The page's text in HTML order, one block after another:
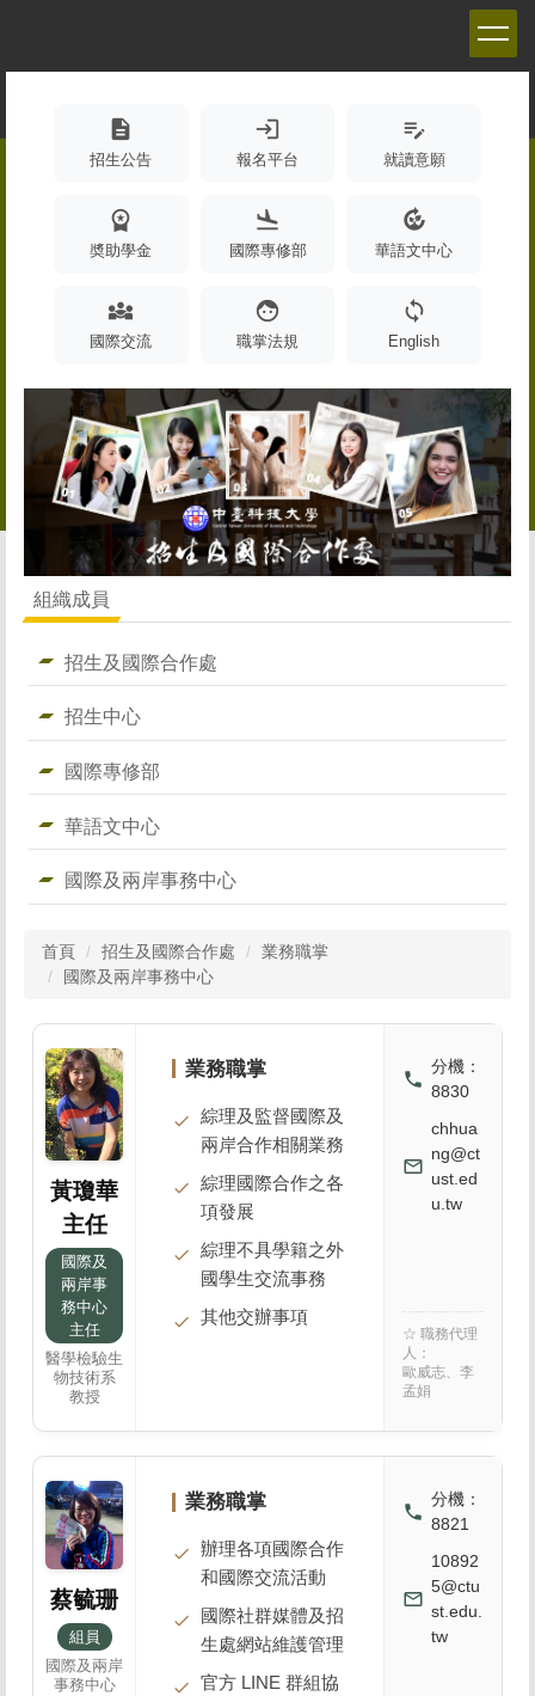
description
招生公告
login
報名平台
edit_note
就讀意願
workspace_premium
奬助學金
flight_land
國際專修部
compost
華語文中心
diversity_3
國際交流
face
職掌法規
sync
English
組織成員
招生及國際合作處
招生中心
國際專修部
華語文中心
國際及兩岸事務中心
首頁 招生及國際合作處
業務職掌
國際及兩岸事務中心
黃瓊華
主任
國際及
兩岸事
務中心
主任
醫學檢驗生
物技術系
教授
業務職掌
綜理及監督國際及
兩岸合作相關業務
綜理國際合作之各
項發展
綜理不具學籍之外
國學生交流事務
其他交辦事項
local_phone
分機：
8830
mail_outline
chhua
ng@ct
ust.ed
u.tw
☆ 職務代理
人：
歐威志、李
孟娟
蔡毓珊
組員
國際及兩岸
事務中心
業務職掌
辦理各項國際合作
和國際交流活動
國際社群媒體及招
生處網站維護管理
官方 LINE 群組協
local_phone
分機：
8821
mail_outline
10892
5@ctu
st.edu.
tw